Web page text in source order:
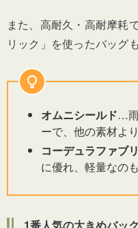
また、高耐久・高耐摩耗
リック」を使ったバッグ
オムニシールド…
ーで、他の素材よ
コーデュラファブ
に優れ、軽量なの